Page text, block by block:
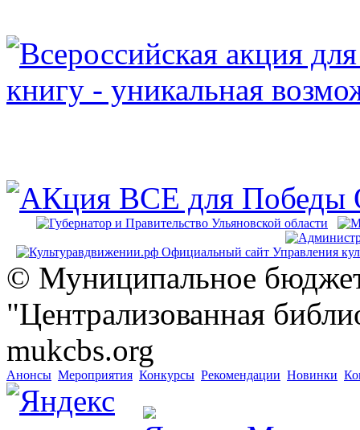
© Муниципальное
"Централизованная
mukcbs.org
Анонсы Мероприятия Конкурсы Рекомендации Новинки